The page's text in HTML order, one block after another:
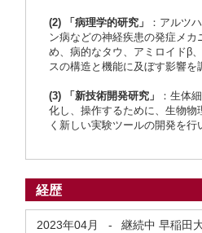
(2) 「病理学的研究」
：アルツ
ン病などの神経疾患の発症メカ
め、病的なタウ、アミロイドβ
スの構造と機能に及ぼす影響を
(3) 「新技術開発研究」
：生体
化し、操作するために、生物物
く新しい実験ツールの開発を行
経歴
2023年04月 - 継続中 早稲田